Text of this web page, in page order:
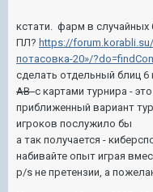
кстати. фарм в случайных
ПЛ? https://
потасовка-20»/
сделать отдельный блиц 6
АВс картами турнира -
приближенный вариант
игроков послужило бы
а так получается -
набивайте опыт играя
p/s не претензии, а